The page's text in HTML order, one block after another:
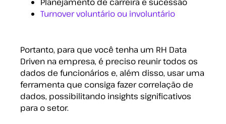
Turnover voluntário ou involuntário
Portanto, para que você tenha um RH Data
Driven na empresa, é preciso reunir todos os
dados de funcionários e, além disso, usar uma
ferramenta que consiga fazer correlação de
dados, possibilitando insights significativos
para o setor.